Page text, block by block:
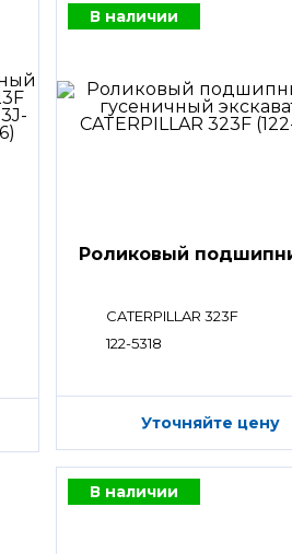
В наличии
Роликовый
CATERPILLAR 323F
122-5318
Уточняйте цену
В наличии